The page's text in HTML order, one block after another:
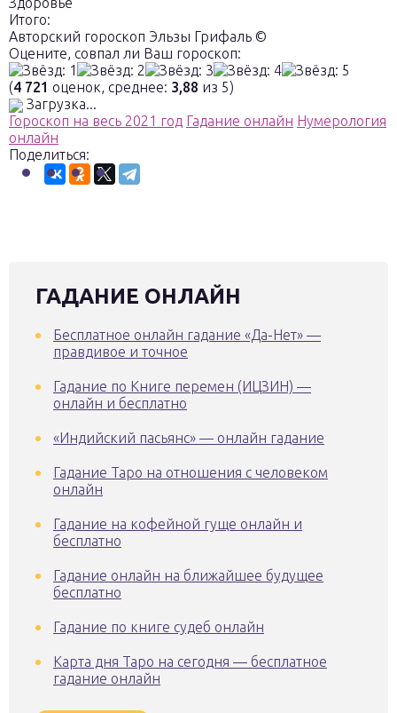
Итого:
Авторский гороскоп Эльзы Грифаль ©
Оцените, совпал ли Ваш гороскоп:
(4 721 оценок, среднее: 3,88 из 5)
Загрузка...
Гороскоп на весь 2021 год Гадание онлайн Нумерология
онлайн
Поделиться:
ГАДАНИЕ ОНЛАЙН
Бесплатное онлайн гадание «Да-Нет» —
правдивое и точное
Гадание по Книге перемен (ИЦЗИН) —
онлайн и бесплатно
«Индийский пасьянс» — онлайн гадание
Гадание Таро на отношения с человеком
онлайн
Гадание на кофейной гуще онлайн и
бесплатно
Гадание онлайн на ближайшее будущее
бесплатно
Гадание по книге судеб онлайн
Карта дня Таро на сегодня — бесплатное
гадание онлайн